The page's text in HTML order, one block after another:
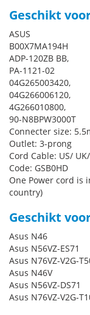
Geschikt
ASUS
B00X7MA194H
ADP-120ZB BB,
PA-1121-02
04G265003420,
04G266006120,
4G266010800,
90-N8BPW3000T
Connecter size:
Outlet: 3-prong
Cord Cable: US/
Code: GSB0HD
One Power cord is
country)
Geschikt
Asus N46
Asus N56VZ-ES71
Asus N76VZ-V2G-
Asus N46V
Asus N56VZ-DS71
Asus N76VZ-V2G-